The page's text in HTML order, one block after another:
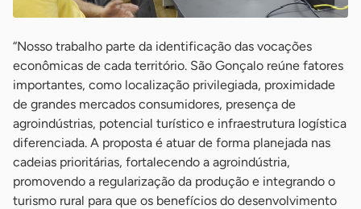
“Nosso trabalho parte da identificação das vocações
econômicas de cada território. São Gonçalo reúne fatores
importantes, como localização privilegiada, proximidade
de grandes mercados consumidores, presença de
agroindústrias, potencial turístico e infraestrutura logística
diferenciada. A proposta é atuar de forma planejada nas
cadeias prioritárias, fortalecendo a agroindústria,
promovendo a regularização da produção e integrando o
turismo rural para que os benefícios do desenvolvimento